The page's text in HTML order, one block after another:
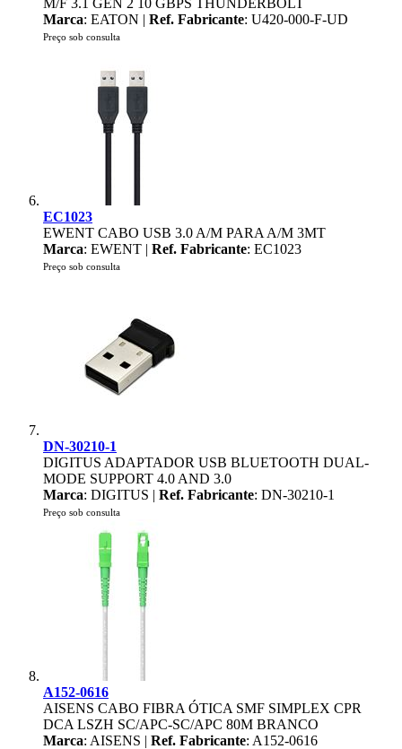
M/F 3.1 GEN 2 10 GBPS THUNDERBOLT
Marca: EATON | Ref. Fabricante: U420-000-F-UD
Preço sob consulta
EC1023
EWENT CABO USB 3.0 A/M PARA A/M 3MT
Marca: EWENT | Ref. Fabricante: EC1023
Preço sob consulta
DN-30210-1
DIGITUS ADAPTADOR USB BLUETOOTH DUAL-
MODE SUPPORT 4.0 AND 3.0
Marca: DIGITUS | Ref. Fabricante: DN-30210-1
Preço sob consulta
A152-0616
AISENS CABO FIBRA ÓTICA SMF SIMPLEX CPR
DCA LSZH SC/APC-SC/APC 80M BRANCO
Marca: AISENS | Ref. Fabricante: A152-0616